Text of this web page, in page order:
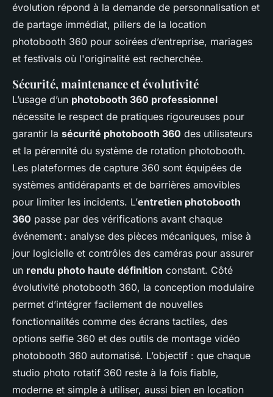
évolution répond à la demande de personnalisation et
de partage immédiat, piliers de la location
photobooth 360 pour soirées d’entreprise, mariages
et festivals où l'originalité est recherchée.
Sécurité, maintenance et évolutivité
L’usage d’un photobooth 360 professionnel
nécessite le respect de pratiques rigoureuses pour
garantir la sécurité photobooth 360 des utilisateurs
et la pérennité du système de rotation photobooth.
Les plateformes de capture 360 sont équipées de
systèmes antidérapants et de barrières amovibles
pour limiter les incidents. L’entretien photobooth
360 passe par des vérifications avant chaque
événement : analyse des pièces mécaniques, mise à
jour logicielle et contrôles des caméras pour assurer
un rendu photo haute définition constant. Côté
évolutivité photobooth 360, la conception modulaire
permet d’intégrer facilement de nouvelles
fonctionnalités comme des écrans tactiles, des
options selfie 360 et des outils de montage vidéo
photobooth 360 automatisé. L’objectif : que chaque
studio photo rotatif 360 reste à la fois fiable,
moderne et simple à utiliser, aussi bien en location